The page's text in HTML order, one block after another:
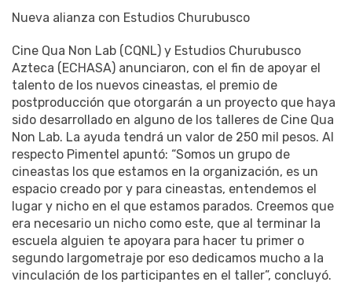
Nueva alianza con Estudios Churubusco
Cine Qua Non Lab (CQNL) y Estudios Churubusco
Azteca (ECHASA) anunciaron, con el fin de apoyar el
talento de los nuevos cineastas, el premio de
postproducción que otorgarán a un proyecto que haya
sido desarrollado en alguno de los talleres de Cine Qua
Non Lab. La ayuda tendrá un valor de 250 mil pesos. Al
respecto Pimentel apuntó: “Somos un grupo de
cineastas los que estamos en la organización, es un
espacio creado por y para cineastas, entendemos el
lugar y nicho en el que estamos parados. Creemos que
era necesario un nicho como este, que al terminar la
escuela alguien te apoyara para hacer tu primer o
segundo largometraje por eso dedicamos mucho a la
vinculación de los participantes en el taller”, concluyó.